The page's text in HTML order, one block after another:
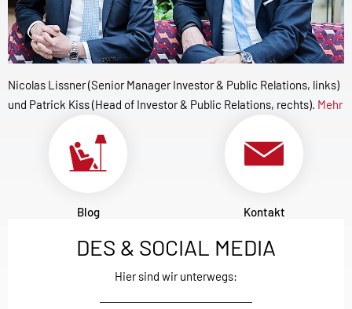
Nicolas Lissner (Senior Manager Investor & Public Relations, links)
und Patrick Kiss (Head of Investor & Public Relations, rechts). Mehr
Blog Kontakt
DES & SOCIAL MEDIA
Hier sind wir unterwegs: